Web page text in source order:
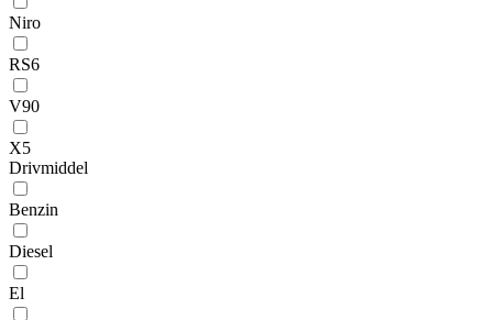
Niro
RS6
V90
X5
Drivmiddel
Benzin
Diesel
El